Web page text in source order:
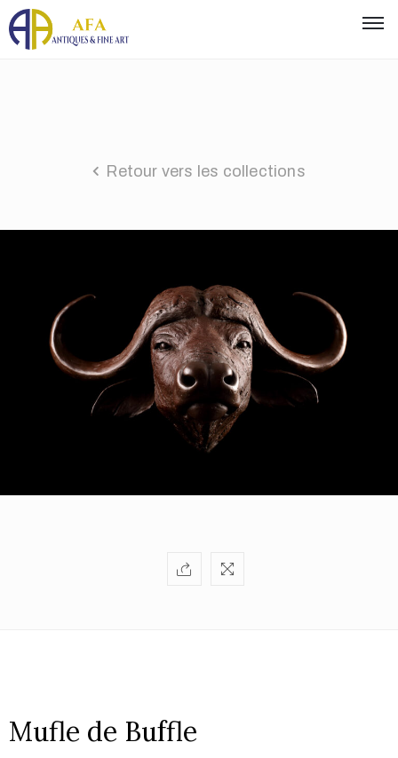
Retour vers les collections
Mufle de Buffle